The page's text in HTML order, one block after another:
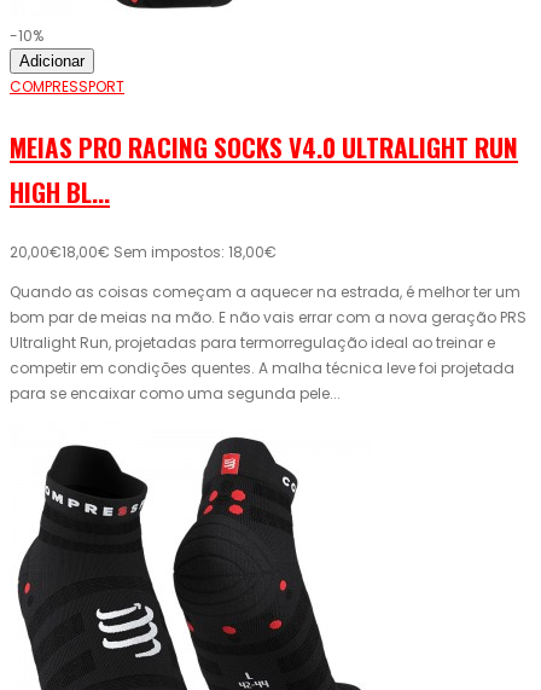
-10%
Adicionar
COMPRESSPORT
MEIAS PRO RACING SOCKS V4.0 ULTRALIGHT RUN
HIGH BL...
20,00€18,00€ Sem impostos: 18,00€
Quando as coisas começam a aquecer na estrada, é melhor ter um
bom par de meias na mão. E não vais errar com a nova geração PRS
Ultralight Run, projetadas para termorregulação ideal ao treinar e
competir em condições quentes. A malha técnica leve foi projetada
para se encaixar como uma segunda pele...